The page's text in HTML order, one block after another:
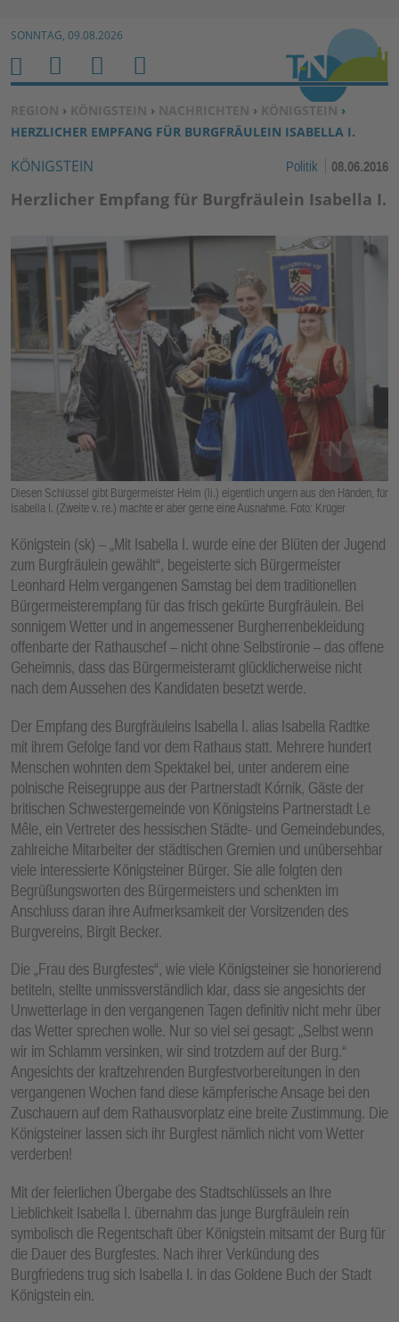
Zum Inhalt springen ↓
SONNTAG, 09.08.2026
SIE BEFINDEN SICH HIER:
REGION › KÖNIGSTEIN › NACHRICHTEN › KÖNIGSTEIN ›
HERZLICHER EMPFANG FÜR BURGFRÄULEIN ISABELLA I.
KÖNIGSTEIN Politik 08.06.2016
Herzlicher Empfang für Burgfräulein Isabella I.
Diesen Schlüssel gibt Bürgermeister Helm (li.) eigentlich ungern aus den Händen, für
Isabella I. (Zweite v. re.) machte er aber gerne eine Ausnahme. Foto: Krüger
Königstein (sk) – „Mit Isabella I. wurde eine der Blüten der Jugend
zum Burgfräulein gewählt“, begeisterte sich Bürgermeister
Leonhard Helm vergangenen Samstag bei dem traditionellen
Bürgermeisterempfang für das frisch gekürte Burgfräulein. Bei
sonnigem Wetter und in angemessener Burgherrenbekleidung
offenbarte der Rathauschef – nicht ohne Selbstironie – das offene
Geheimnis, dass das Bürgermeisteramt glücklicherweise nicht
nach dem Aussehen des Kandidaten besetzt werde.
Der Empfang des Burgfräuleins Isabella I. alias Isabella Radtke
mit ihrem Gefolge fand vor dem Rathaus statt. Mehrere hundert
Menschen wohnten dem Spektakel bei, unter anderem eine
polnische Reisegruppe aus der Partnerstadt Kórnik, Gäste der
britischen Schwestergemeinde von Königsteins Partnerstadt Le
Mêle, ein Vertreter des hessischen Städte- und Gemeindebundes,
zahlreiche Mitarbeiter der städtischen Gremien und unübersehbar
viele interessierte Königsteiner Bürger. Sie alle folgten den
Begrüßungsworten des Bürgermeisters und schenkten im
Anschluss daran ihre Aufmerksamkeit der Vorsitzenden des
Burgvereins, Birgit Becker.
Die „Frau des Burgfestes“, wie viele Königsteiner sie honorierend
betiteln, stellte unmissverständlich klar, dass sie angesichts der
Unwetterlage in den vergangenen Tagen definitiv nicht mehr über
das Wetter sprechen wolle. Nur so viel sei gesagt: „Selbst wenn
wir im Schlamm versinken, wir sind trotzdem auf der Burg.“
Angesichts der kraftzehrenden Burgfestvorbereitungen in den
vergangenen Wochen fand diese kämpferische Ansage bei den
Zuschauern auf dem Rathausvorplatz eine breite Zustimmung. Die
Königsteiner lassen sich ihr Burgfest nämlich nicht vom Wetter
verderben!
Mit der feierlichen Übergabe des Stadtschlüssels an Ihre
Lieblichkeit Isabella I. übernahm das junge Burgfräulein rein
symbolisch die Regentschaft über Königstein mitsamt der Burg für
die Dauer des Burgfestes. Nach ihrer Verkündung des
Burgfriedens trug sich Isabella I. in das Goldene Buch der Stadt
Königstein ein.
H
O
M
E
M
E
N
U
S
U
C
H
E
N
B
E
N
Z
R
U
N
K
TI
O
N
E
N